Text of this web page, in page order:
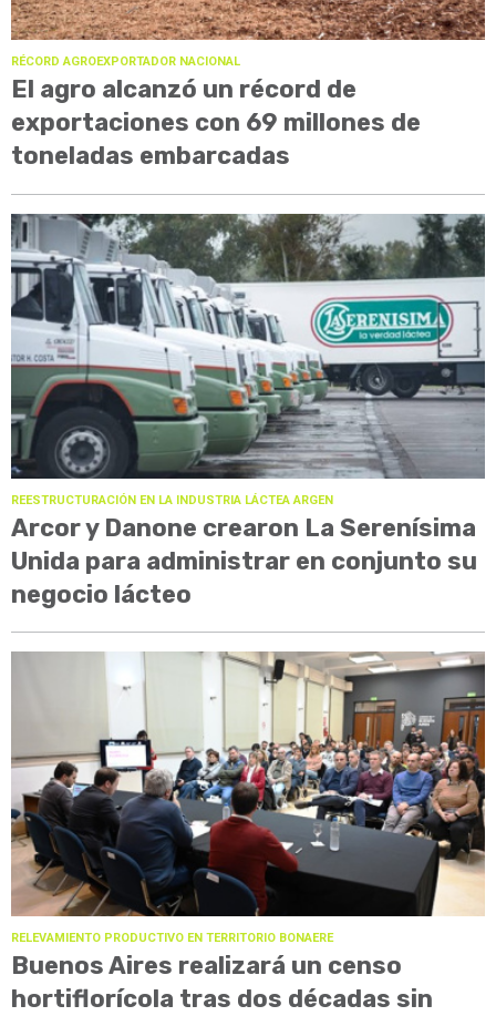
RÉCORD AGROEXPORTADOR NACIONAL
El agro alcanzó un récord de
exportaciones con 69 millones de
toneladas embarcadas
REESTRUCTURACIÓN EN LA INDUSTRIA LÁCTEA ARGEN
Arcor y Danone crearon La Serenísima
Unida para administrar en conjunto su
negocio lácteo
RELEVAMIENTO PRODUCTIVO EN TERRITORIO BONAERE
Buenos Aires realizará un censo
hortiflorícola tras dos décadas sin